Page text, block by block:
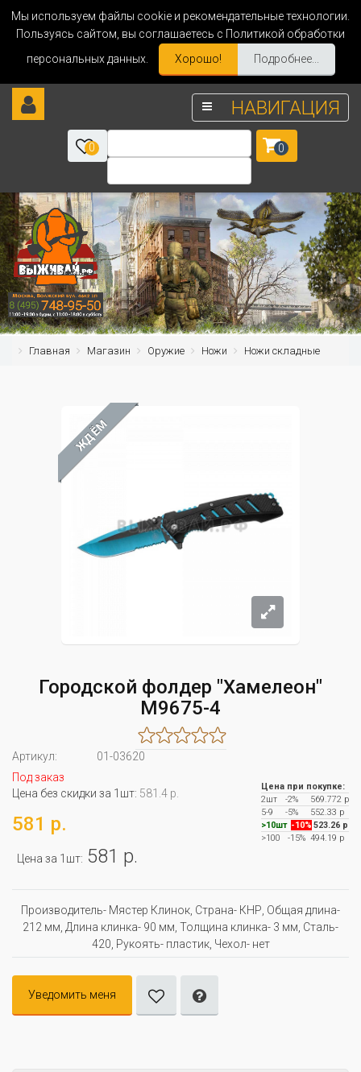
Мы используем файлы cookie и рекомендательные технологии.
Пользуясь сайтом, вы соглашаетесь с Политикой обработки
персональных данных.
Хорошо! Подробнее...
НАВИГАЦИЯ
0 0
Главная Магазин Оружие Ножи Ножи складные
ЖДЁМ
Городской фолдер "Хамелеон"
M9675-4
Артикул:
01-03620
Под заказ
Цена без скидки за 1шт: 581.4 р.
581 р.
Цена за 1шт: 581 р.
Цена при покупке:
2шт
-2%
569.772 р
5-9
-5%
552.33 р
>10шт -10% 523.26 р
>100
-15% 494.19 р
Производитель- Мястер Клинок, Страна- КНР, Общая длина-
212 мм, Длина клинка- 90 мм, Толщина клинка- 3 мм, Сталь-
420, Рукоять- пластик, Чехол- нет
Уведомить меня